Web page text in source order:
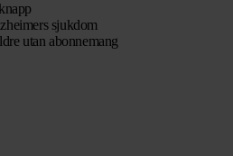
sjukdom
utan abonnemang